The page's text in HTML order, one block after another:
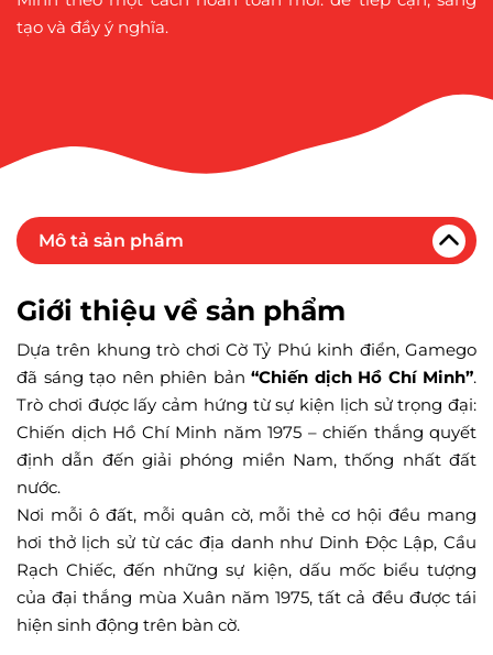
tạo và đầy ý nghĩa.
Mô tả sản phẩm
Giới thiệu về sản phẩm
Dựa trên khung trò chơi Cờ Tỷ Phú kinh điển, Gamego
đã sáng tạo nên phiên bản “Chiến dịch Hồ Chí Minh”.
Trò chơi được lấy cảm hứng từ sự kiện lịch sử trọng đại:
Chiến dịch Hồ Chí Minh năm 1975 – chiến thắng quyết
định dẫn đến giải phóng miền Nam, thống nhất đất
nước.
Nơi mỗi ô đất, mỗi quân cờ, mỗi thẻ cơ hội đều mang
hơi thở lịch sử từ các địa danh như Dinh Độc Lập, Cầu
Rạch Chiếc, đến những sự kiện, dấu mốc biểu tượng
của đại thắng mùa Xuân năm 1975, tất cả đều được tái
hiện sinh động trên bàn cờ.